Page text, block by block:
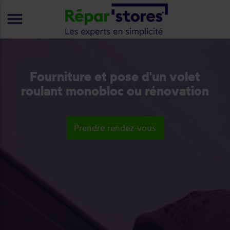
Fourniture et pose d'un volet
roulant monobloc ou rénovation
Prendre rendez-vous
menu